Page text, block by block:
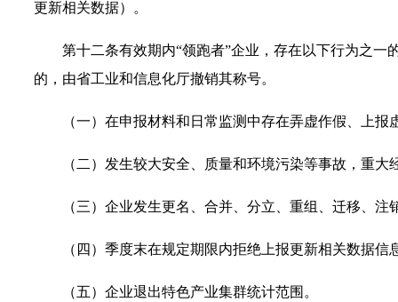
更新相关数据）。
第十二条有效期内“领跑者”企业，存在以下行为之
的，由省工业和信息化厅撤销其称号。
（一）在申报材料和日常监测中存在弄虚作假、上
（二）发生较大安全、质量和环境污染等事故，重
（三）企业发生更名、合并、分立、重组、迁移、
（四）季度末在规定期限内拒绝上报更新相关数据信
（五）企业退出特色产业集群统计范围。